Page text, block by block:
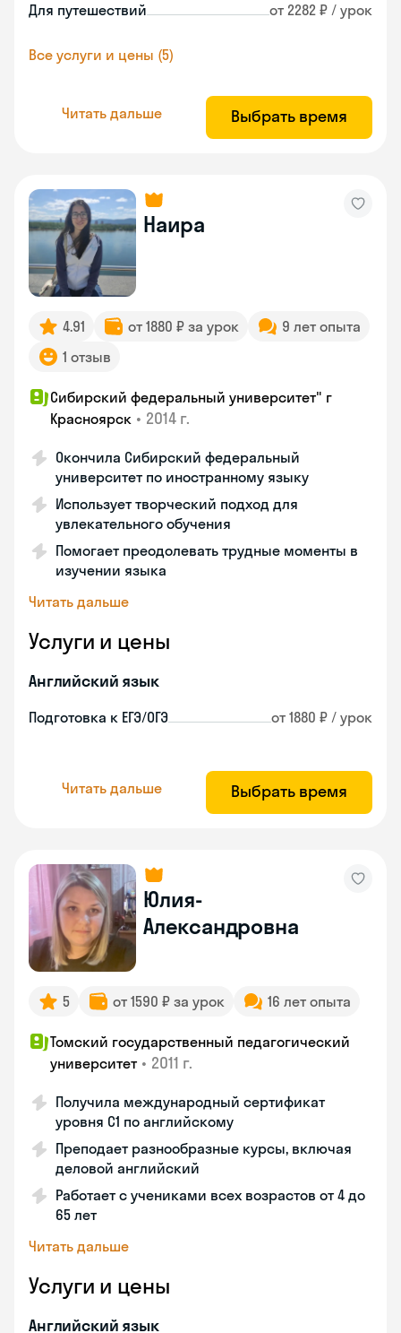
Для путешествий от 2282 ₽ / урок
Все услуги и цены (5)
Читать дальше Выбрать время
Наира
4.91 от 1880 ₽ за урок
9 лет опыта
1 отзыв
Сибирский федеральный университет" г
Красноярск • 2014 г.
Окончила Сибирский федеральный
университет по иностранному языку
Использует творческий подход для
увлекательного обучения
Помогает преодолевать трудные моменты в
изучении языка
Читать дальше
Услуги и цены
Английский язык
Подготовка к ЕГЭ/ОГЭ от 1880 ₽ / урок
Читать дальше Выбрать время
Юлия-
Александровна
5 от 1590 ₽ за урок 16 лет опыта
Томский государственный педагогический
университет • 2011 г.
Получила международный сертификат
уровня C1 по английскому
Преподает разнообразные курсы, включая
деловой английский
Работает с учениками всех возрастов от 4 до
65 лет
Читать дальше
Услуги и цены
Английский язык